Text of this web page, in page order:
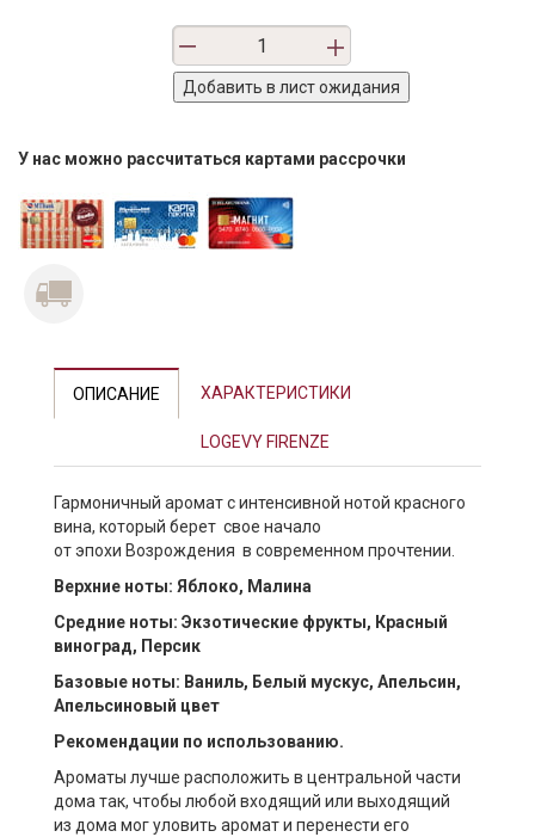
У нас можно рассчитаться картами рассрочки
ОПИСАНИЕ ХАРАКТЕРИСТИКИ
LOGEVY FIRENZE
Гармоничный аромат с интенсивной нотой красного
вина, который берет свое начало
от эпохи Возрождения в современном прочтении.
Верхние ноты: Яблоко, Малина
Средние ноты: Экзотические фрукты, Красный
виноград, Персик
Базовые ноты: Ваниль, Белый мускус, Апельсин,
Апельсиновый цвет
Рекомендации по использованию.
Ароматы лучше расположить в центральной части
дома так, чтобы любой входящий или выходящий
из дома мог уловить аромат и перенести его